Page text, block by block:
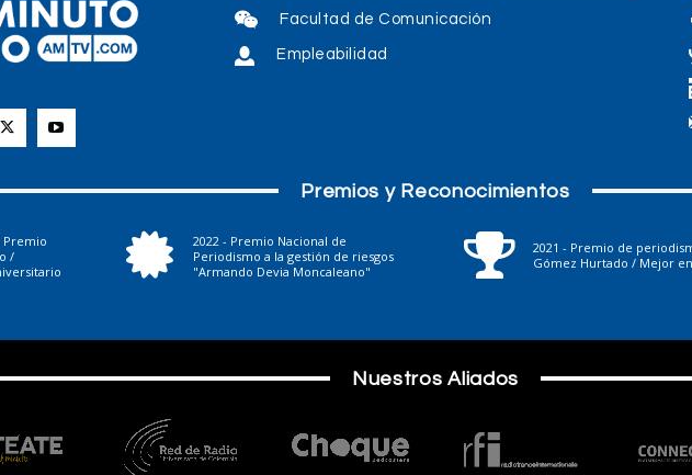
Facultad de Comunicación
Empleabilidad
Premios y Reconocimientos
Premio
/
2022 - Premio Nacional de
Periodismo a la gestión de riesgos
"Armando Devia Moncaleano"
2021 - Premio de
Gómez Hurtado / Mejor
Nuestros Aliados